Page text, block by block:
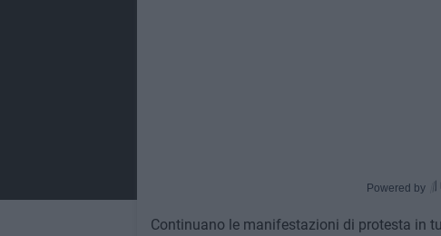
Powered by
Continuano le manifestazioni di protesta in